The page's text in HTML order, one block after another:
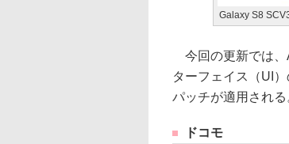
Galaxy S8
今回の更新では、
ターフェイス（UI
パッチが適用される
ドコモ